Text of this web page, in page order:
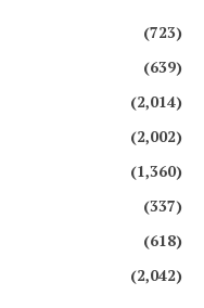
(723)
(639)
(2,014)
(2,002)
(1,360)
(337)
(618)
(2,042)